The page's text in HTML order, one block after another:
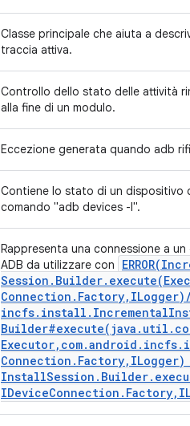
Classe principale che aiuta a
traccia attiva.
Controllo dello stato delle attività
alla fine di un modulo.
Eccezione generata quando adb
Contiene lo stato di un dispositivo
comando "adb devices -l".
Rappresenta una connessione a
ADB da utilizzare con
ERROR(
Session . Builder. execute(
Connection . Factory, ILogger) /
incfs. install . Incremental
Builder#execute(java . util .
Executor, com.android . incfs.
Connection . Factory, ILogger)
InstallSession . Builder.
IDeviceConnection . Factory,